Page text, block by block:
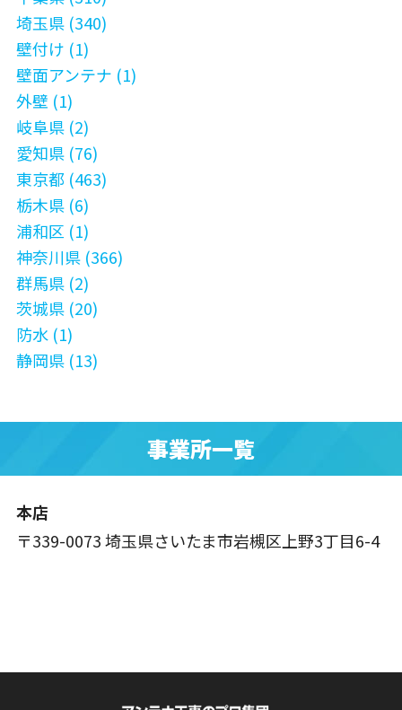
埼玉県 (340)
壁付け (1)
壁面アンテナ (1)
外壁 (1)
岐阜県 (2)
愛知県 (76)
東京都 (463)
栃木県 (6)
浦和区 (1)
神奈川県 (366)
群馬県 (2)
茨城県 (20)
防水 (1)
静岡県 (13)
事業所一覧
本店
〒339-0073 埼玉県さいたま市岩槻区上野3丁目6-4